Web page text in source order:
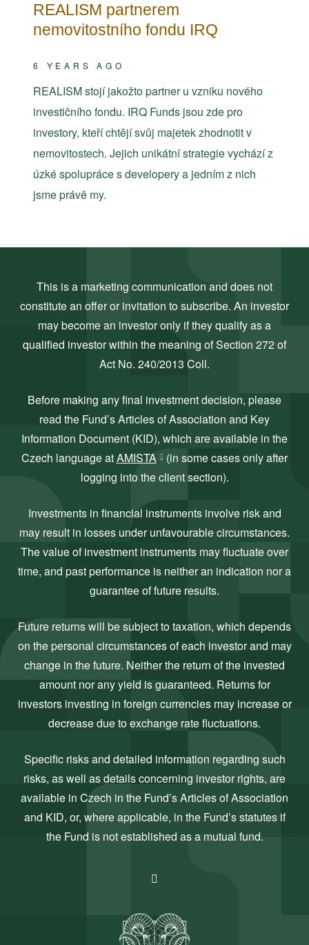
REALISM partnerem
nemovitostního fondu IRQ
6 YEARS AGO
REALISM stojí jakožto partner u vzniku nového
investičního fondu. IRQ Funds jsou zde pro
investory, kteří chtějí svůj majetek zhodnotit v
nemovitostech. Jejich unikátní strategie vychází z
úzké spolupráce s developery a jedním z nich
jsme právě my.
This is a marketing communication and does not
constitute an offer or invitation to subscribe. An investor
may become an investor only if they qualify as a
qualified investor within the meaning of Section 272 of
Act No. 240/2013 Coll.
Before making any final investment decision, please
read the Fund’s Articles of Association and Key
Information Document (KID), which are available in the
Czech language atAMISTA (in some cases only after
logging into the client section).
Investments in financial instruments involve risk and
may result in losses under unfavourable circumstances.
The value of investment instruments may fluctuate over
time, and past performance is neither an indication nor a
guarantee of future results.
Future returns will be subject to taxation, which depends
on the personal circumstances of each investor and may
change in the future. Neither the return of the invested
amount nor any yield is guaranteed. Returns for
investors investing in foreign currencies may increase or
decrease due to exchange rate fluctuations.
Specific risks and detailed information regarding such
risks, as well as details concerning investor rights, are
available in Czech in the Fund’s Articles of Association
and KID, or, where applicable, in the Fund’s statutes if
the Fund is not established as a mutual fund.